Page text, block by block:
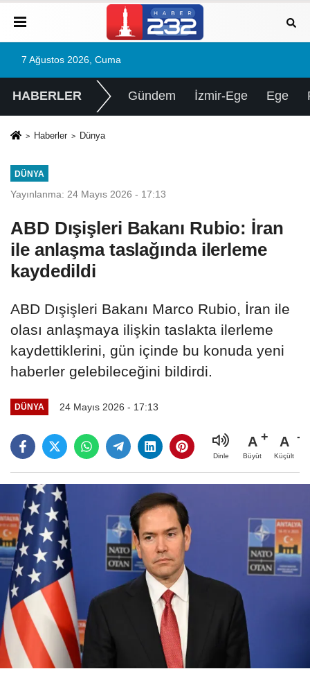
7 Ağustos 2026, Cuma
HABERLER Gündem İzmir-Ege Ege
Haberler Dünya
DÜNYA
Yayınlanma: 24 Mayıs 2026 - 17:13
ABD Dışişleri Bakanı Rubio: İran
ile anlaşma taslağında ilerleme
kaydedildi
ABD Dışişleri Bakanı Marco Rubio, İran ile
olası anlaşmaya ilişkin taslakta ilerleme
kaydettiklerini, gün içinde bu konuda yeni
haberler gelebileceğini bildirdi.
DÜNYA 24 Mayıs 2026 - 17:13
Dinle
A
Büyüt
A
Küçült